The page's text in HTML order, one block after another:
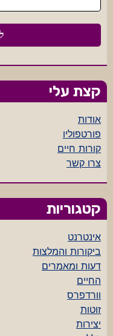
קצת עלי
אודות
פורטפוליו
קורות חיים
צרו קשר
קטגוריות
אינטרנט
ביקורות והמלצות
דעות ומאמרים
החיים
וורדפרס
זוטות
יצירות